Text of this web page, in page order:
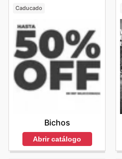
Caducado
Bichos
Abrir catálogo